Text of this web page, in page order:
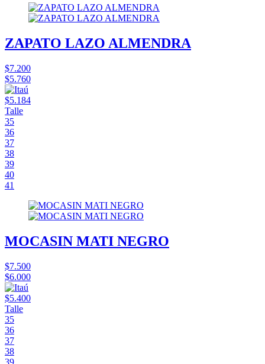
ZAPATO LAZO ALMENDRA
$7.200
$5.760
$5.184
Talle
35
36
37
38
39
40
41
MOCASIN MATI NEGRO
$7.500
$6.000
$5.400
Talle
35
36
37
38
39